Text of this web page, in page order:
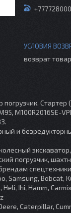
возврат
M100R2016SE-
и
погрузчик,
Samsung, Bobcat,
Ihi, Hamm,
Caterpillar,